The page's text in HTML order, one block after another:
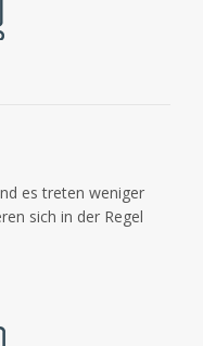
es treten weniger
sich in der Regel